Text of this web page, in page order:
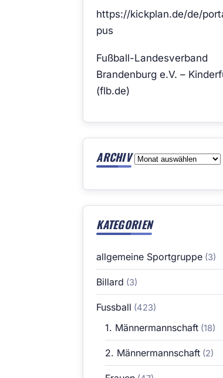
https://kickplan.de/de/
pus
Fußball-Landesverband
Brandenburg e.V. –
(flb.de)
ARCHIV Archiv
KATEGORIEN
allgemeine Sportgruppe (3)
Billard (3)
Fussball (423)
1. Männermannschaft(18)
2. Männermannschaft(2)